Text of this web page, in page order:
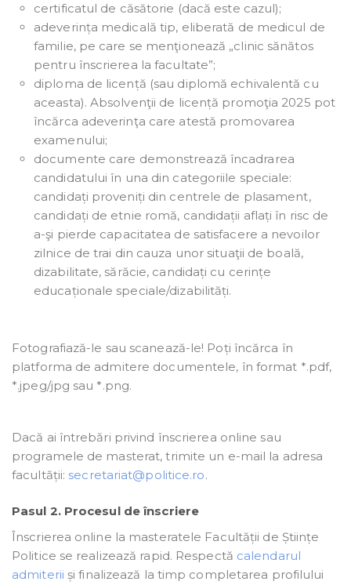
certificatul de căsătorie (dacă este cazul);
adeverința medicală tip, eliberată de medicul de
familie, pe care se menţionează „clinic sănătos
pentru înscrierea la facultate”;
diploma de licență (sau diplomă echivalentă cu
aceasta). Absolvenţii de licență promoţia 2025 pot
încărca adeverinţa care atestă promovarea
examenului;
documente care demonstrează încadrarea
candidatului în una din categoriile speciale:
candidați proveniți din centrele de plasament,
candidați de etnie romă, candidații aflați în risc de
a-şi pierde capacitatea de satisfacere a nevoilor
zilnice de trai din cauza unor situaţii de boală,
dizabilitate, sărăcie, candidați cu cerințe
educaționale speciale/dizabilități.
Fotografiază-le sau scanează-le! Poți încărca în
platforma de admitere documentele, în format *.pdf,
*.jpeg/jpg sau *.png.
Dacă ai întrebări privind înscrierea online sau
programele de masterat, trimite un e-mail la adresa
facultății: secretariat@politice.ro.
Pasul 2. Procesul de înscriere
Înscrierea online la masteratele Facultății de Științe
Politice se realizează rapid. Respectă calendarul
admiterii și finalizează la timp completarea profilului